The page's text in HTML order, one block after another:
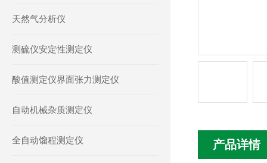
产品详情
天然气分析仪
测硫仪安定性测定仪
酸值测定仪界面张力测定仪
自动机械杂质测定仪
全自动馏程测定仪